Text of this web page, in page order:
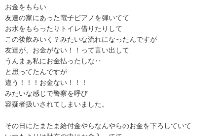
お金をもらい
友達の家にあった電子ピアノを弾いてて
お水をもらったりトイレ借りたりして
この後飲みいく？みたいな流れになったんですが
友達が、お金がない！！って言い出して
うんまぁ私にお金払ったしな‥
と思ってたんですが
違う！！！お金ない！！！
みたいな感じで警察を呼び
容疑者扱いされてしまいました。
その日にたまたま給付金やらなんやらのお金を下ろしていて